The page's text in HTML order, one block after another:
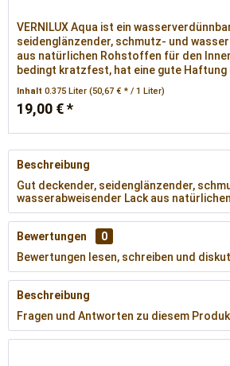
VERNILUX Aqua ist ein
seidenglänzender, schmutz- und
aus natürlichen Rohstoffen für den
bedingt kratzfest, hat eine gute
Inhalt 0.375 Liter (50,67 € * / 1 Liter)
19,00 € *
Beschreibung
Gut deckender, seidenglänzender,
wasserabweisender Lack aus
Bewertungen
0
Bewertungen lesen, schreiben und
Beschreibung
Fragen und Antworten zu diesem